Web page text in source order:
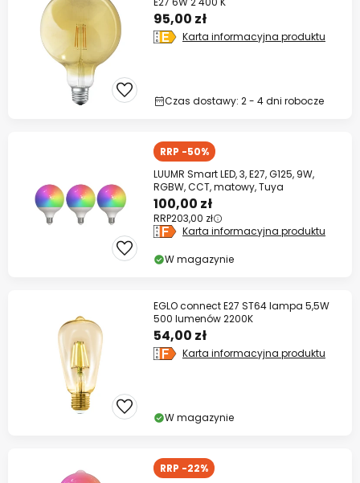
95,00 zł
Karta informacyjna produktu
Czas dostawy: 2 - 4 dni robocze
RRP -50%
LUUMR Smart LED, 3, E27, G125, 9W,
RGBW, CCT, matowy, Tuya
100,00 zł
RRP203,00 zł
Karta informacyjna produktu
W magazynie
EGLO connect E27 ST64 lampa 5,5W
500 lumenów 2200K
54,00 zł
Karta informacyjna produktu
W magazynie
RRP -22%